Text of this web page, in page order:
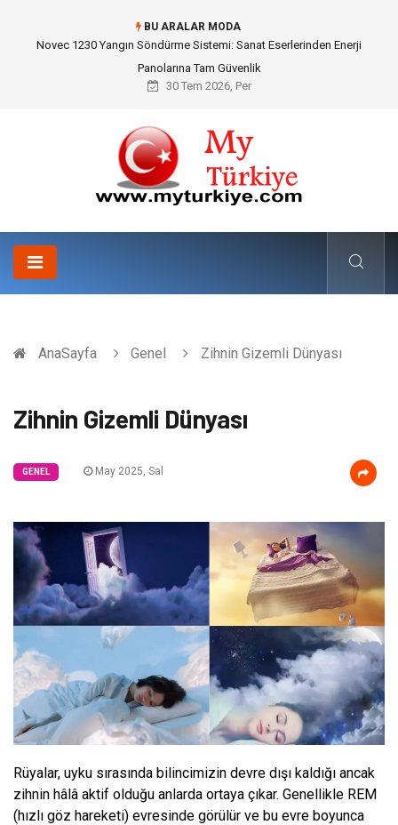
BU ARALAR MODA
Skoda Yedek Parça Seçiminde Teknik Uyumluluk ve Sürüş Konforu
30 Tem 2026, Per
AnaSayfa Genel Zihnin Gizemli Dünyası
Zihnin Gizemli Dünyası
GENEL May 2025, Sal
Rüyalar, uyku sırasında bilincimizin devre dışı kaldığı ancak
zihnin hâlâ aktif olduğu anlarda ortaya çıkar. Genellikle REM
(hızlı göz hareketi) evresinde görülür ve bu evre boyunca